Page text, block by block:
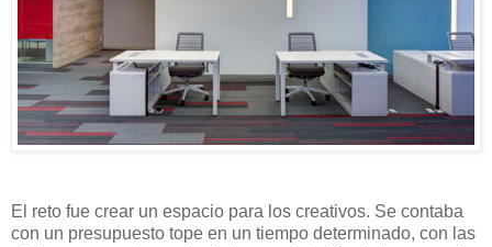
El reto fue crear un espacio para los creativos. Se contaba
con un presupuesto tope en un tiempo determinado, con las